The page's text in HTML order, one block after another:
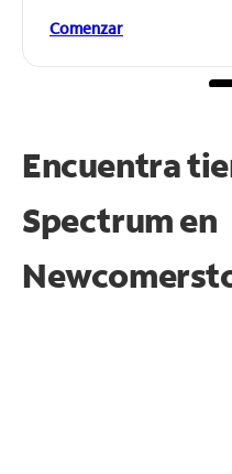
Comenzar
Encuentra
Spectrum en